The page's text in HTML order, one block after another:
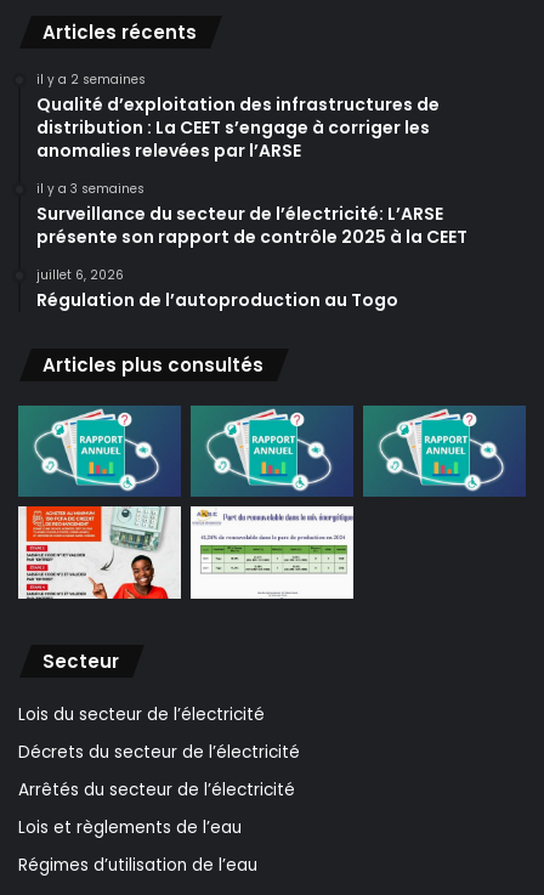
Articles récents
il y a 2 semaines
Qualité d’exploitation des infrastructures de
distribution : La CEET s’engage à corriger les
anomalies relevées par l’ARSE
il y a 3 semaines
Surveillance du secteur de l’électricité: L’ARSE
présente son rapport de contrôle 2025 à la CEET
juillet 6, 2026
Régulation de l’autoproduction au Togo
Articles plus consultés
Secteur
Lois du secteur de l’électricité
Décrets du secteur de l’électricité
Arrêtés du secteur de l’électricité
Lois et règlements de l’eau
Régimes d’utilisation de l’eau